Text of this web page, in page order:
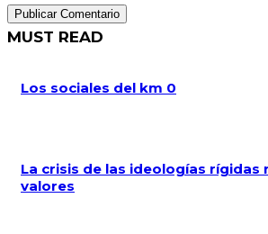
MUST READ
Los sociales del km 0
La crisis de las ideologías rígidas
valores